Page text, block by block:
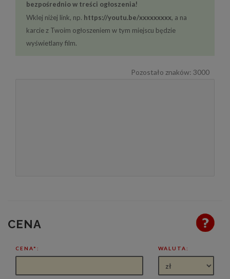
bezpośrednio w treści ogłoszenia!
Wklej niżej link, np. https://youtu.be/xxxxxxxxx, a na
karcie z Twoim ogłoszeniem w tym miejscu będzie
wyświetlany film.
Pozostało znaków: 3000
CENA
CENA*: WALUTA: